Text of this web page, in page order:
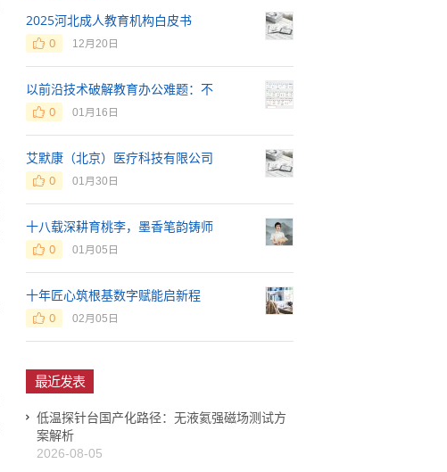
2025河北成人教育机构白皮书
0 12月20日
以前沿技术破解教育办公难题：不
0 01月16日
艾默康（北京）医疗科技有限公司
0 01月30日
十八载深耕育桃李，墨香笔韵铸师
0 01月05日
十年匠心筑根基数字赋能启新程
0 02月05日
最近发表
低温探针台国产化路径：无液氦强磁场测试方
案解析
2026-08-05